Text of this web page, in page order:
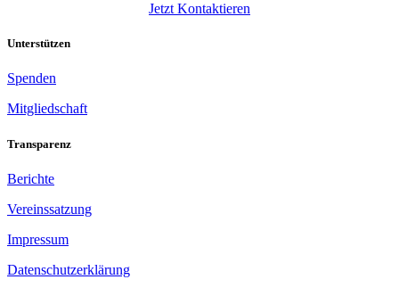
Jetzt Kontaktieren
Unterstützen
Spenden
Mitgliedschaft
Transparenz
Berichte
Vereinssatzung
Impressum
Datenschutzerklärung